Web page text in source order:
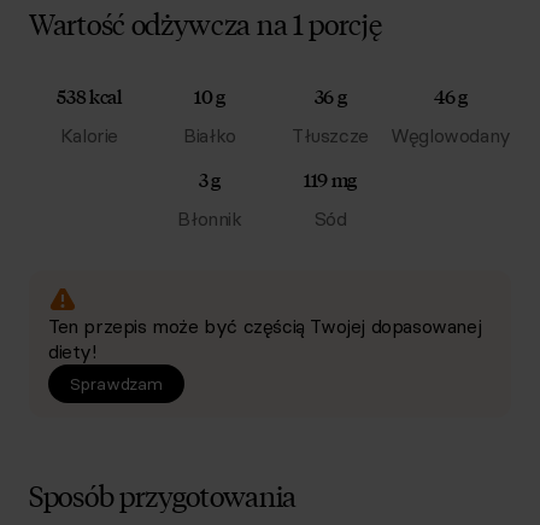
Wartość odżywcza na 1 porcję
538 kcal
Kalorie
10 g
Białko
36 g
Tłuszcze
46 g
Węglowodany
3 g
Błonnik
119 mg
Sód
Ten przepis może być częścią Twojej dopasowanej
diety!
Sprawdzam
Sposób przygotowania